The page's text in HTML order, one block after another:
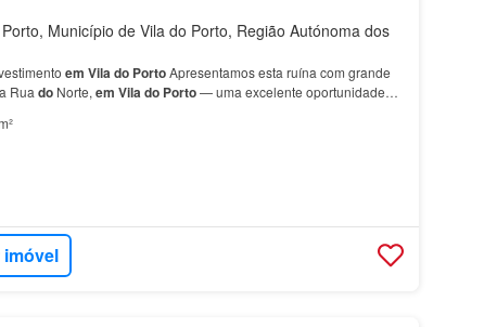
Município de Vila do Porto, Região Autónoma dos
em Vilado PortoApresentamos esta ruína com grande
Rua doNorte, em Vilado Porto— uma excelente oportunidade
€ Uma excelente oportunidade
imóvel